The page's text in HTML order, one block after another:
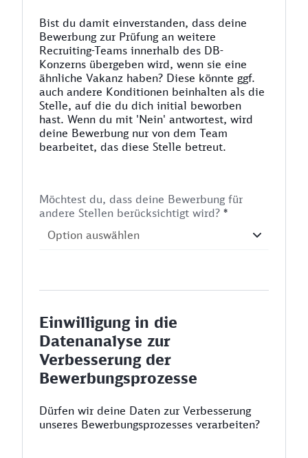
Bist du damit einverstanden, dass deine
Bewerbung zur Prüfung an weitere
Recruiting-Teams innerhalb des DB-
Konzerns übergeben wird, wenn sie eine
ähnliche Vakanz haben? Diese könnte ggf.
auch andere Konditionen beinhalten als die
Stelle, auf die du dich initial beworben
hast. Wenn du mit 'Nein' antwortest, wird
deine Bewerbung nur von dem Team
bearbeitet, das diese Stelle betreut.
Möchtest du, dass deine Bewerbung für
andere Stellen berücksichtigt wird? *
Einwilligung in die
Datenanalyse zur
Verbesserung der
Bewerbungsprozesse
Dürfen wir deine Daten zur Verbesserung
unseres Bewerbungsprozesses verarbeiten?